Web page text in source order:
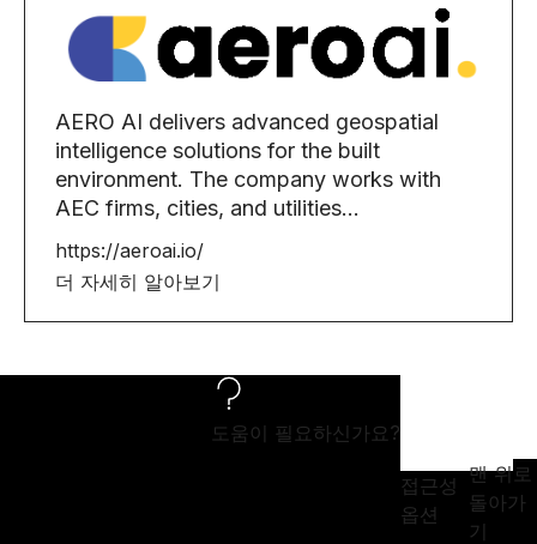
AERO AI delivers advanced geospatial
intelligence solutions for the built
environment. The company works with
AEC firms, cities, and utilities...
https://aeroai.io/
더 자세히 알아보기
도움이 필요하신가요?
접근성
옵션
맨 위로
돌아가
기